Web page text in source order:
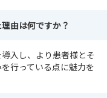
由は何ですか？
入し、より患者様とそ
行っている点に魅力を